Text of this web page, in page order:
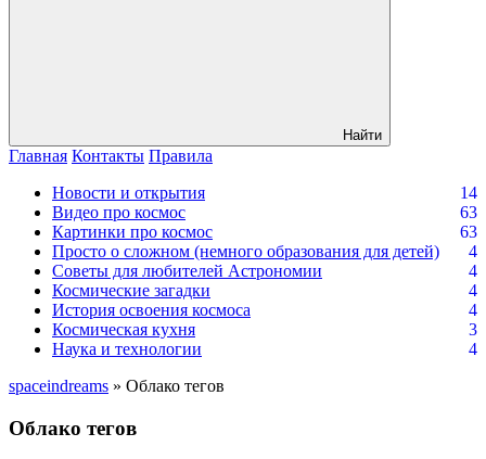
Найти
Главная Контакты Правила
Новости и открытия
14
Видео про космос
63
Картинки про космос
63
Просто о сложном (немного образования для детей)
4
Советы для любителей Астрономии
4
Космические загадки
4
История освоения космоса
4
Космическая кухня
3
Наука и технологии
4
spaceindreams » Облако тегов
Облако тегов